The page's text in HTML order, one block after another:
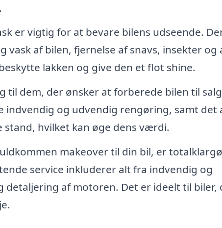
er vigtig for at bevare bilens udseende.
af bilen, fjernelse af snavs, insekter og
lakken og give den et flot shine.
til dem, der ønsker at forberede bilen til
indvendig og udvendig rengøring, samt det
hvilket kan øge dens værdi.
makeover til din bil, er
service inkluderer alt fra indvendig og
af motoren. Det er ideelt til biler,